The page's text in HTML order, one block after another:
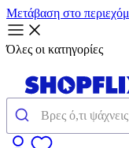
Μετάβαση στο
Όλες οι κατηγορίες